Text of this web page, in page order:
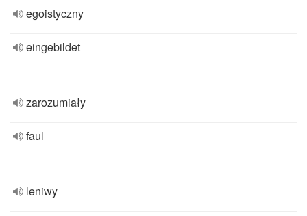
egoistyczny
eingebildet
zarozumiały
faul
leniwy